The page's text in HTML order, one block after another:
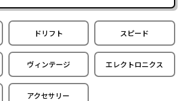
ドリフト スピード
ヴィンテージ エレクトロニクス
アクセサリー